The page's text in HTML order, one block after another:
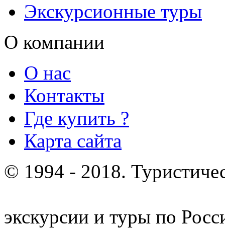
Экскурсионные туры
О компании
О нас
Контакты
Где купить ?
Карта сайта
© 1994 - 2018.
экскурсии и туры по